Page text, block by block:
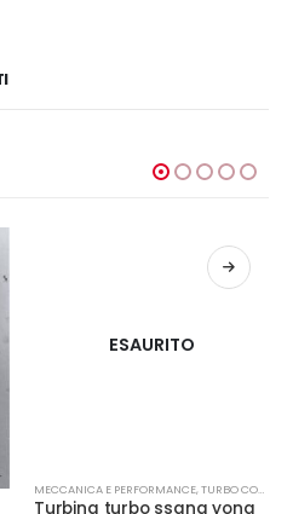
ESAURITO
MECCANICA E PERFORMANCE,TURBO COMPRESSORE- TURBINA
Turbina turbo ssang yong